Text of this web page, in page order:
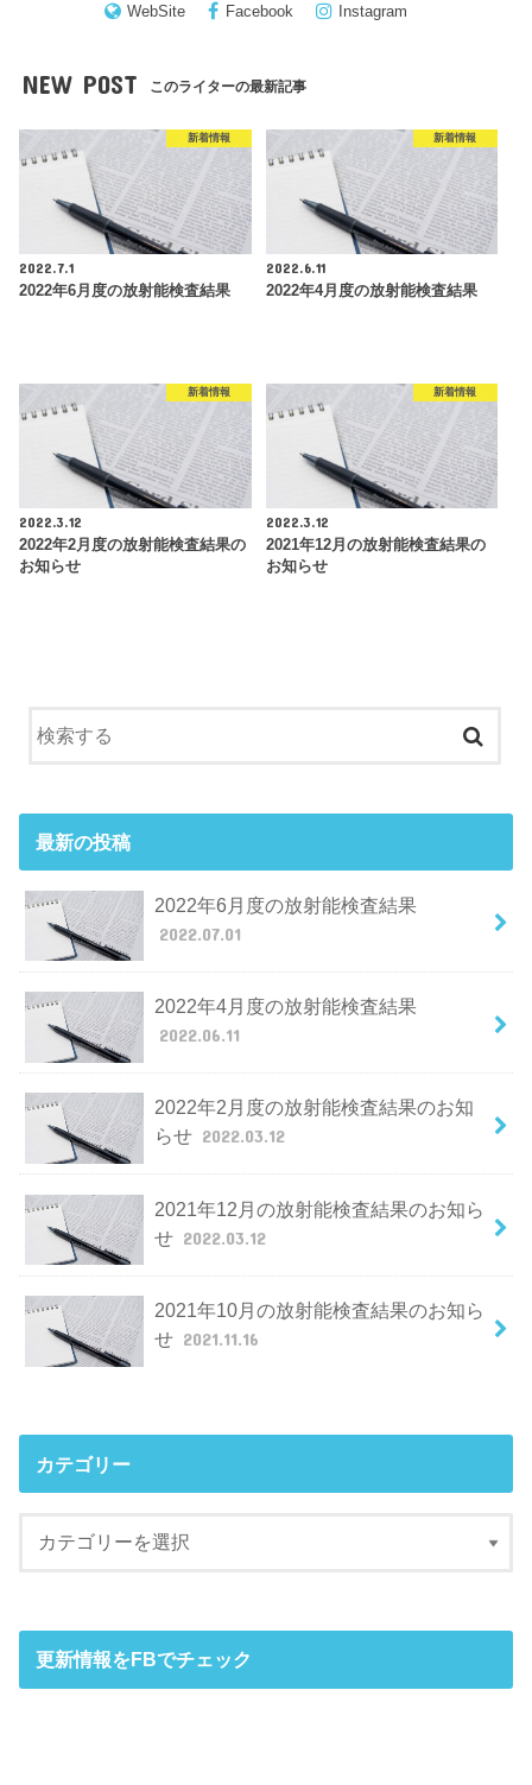
WebSite Facebook Instagram
NEW POST このライターの最新記事
新着情報
2022.7.1
2022年6月度の放射能検査結果
新着情報
2022.6.11
2022年4月度の放射能検査結果
新着情報
2022.3.12
2022年2月度の放射能検査結果の
お知らせ
新着情報
2022.3.12
2021年12月の放射能検査結果の
お知らせ
最新の投稿
2022年6月度の放射能検査結果
2022.07.01
2022年4月度の放射能検査結果
2022.06.11
2022年2月度の放射能検査結果のお知
らせ 2022.03.12
2021年12月の放射能検査結果のお知ら
せ 2022.03.12
2021年10月の放射能検査結果のお知ら
せ 2021.11.16
カテゴリー
更新情報をFBでチェック